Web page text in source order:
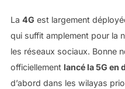
La 4G est largement
qui suffit amplement pour la
les réseaux sociaux. Bonne
officiellement lancé la 5G en
d’abord dans les wilayas